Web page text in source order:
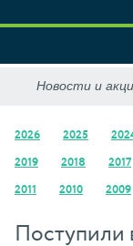
2026 2025
2019 2018 2017
2011 2010 2009
Поступили